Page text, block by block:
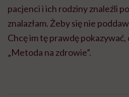
pacjenci i ich rodziny znaleźli
znalazłam. Żeby się nie
Chcę im tę prawdę
„Metoda na zdrowie”.